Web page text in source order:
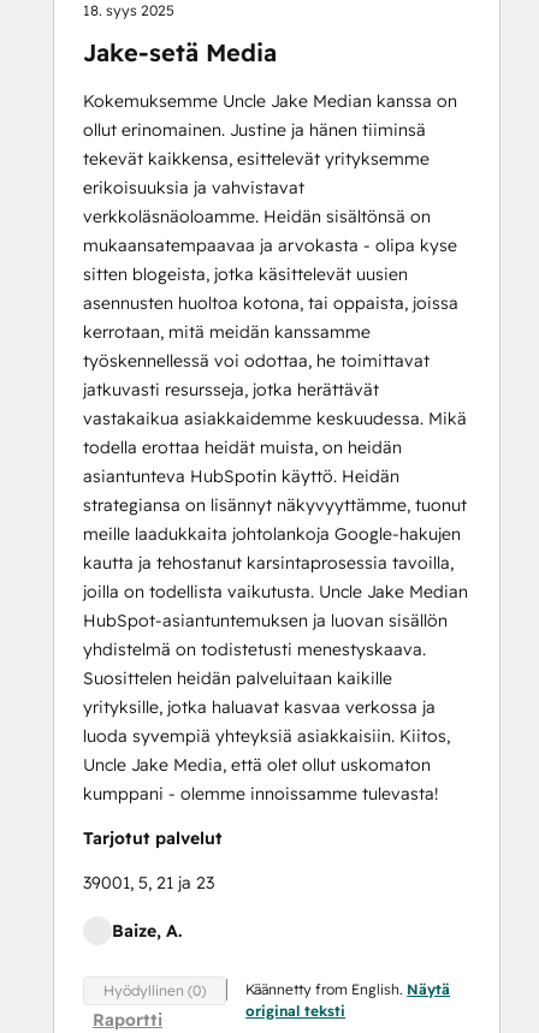
18. syys 2025
Jake-setä Media
Kokemuksemme Uncle Jake Median kanssa on
ollut erinomainen. Justine ja hänen tiiminsä
tekevät kaikkensa, esittelevät yrityksemme
erikoisuuksia ja vahvistavat
verkkoläsnäoloamme. Heidän sisältönsä on
mukaansatempaavaa ja arvokasta - olipa kyse
sitten blogeista, jotka käsittelevät uusien
asennusten huoltoa kotona, tai oppaista, joissa
kerrotaan, mitä meidän kanssamme
työskennellessä voi odottaa, he toimittavat
jatkuvasti resursseja, jotka herättävät
vastakaikua asiakkaidemme keskuudessa. Mikä
todella erottaa heidät muista, on heidän
asiantunteva HubSpotin käyttö. Heidän
strategiansa on lisännyt näkyvyyttämme, tuonut
meille laadukkaita johtolankoja Google-hakujen
kautta ja tehostanut karsintaprosessia tavoilla,
joilla on todellista vaikutusta. Uncle Jake Median
HubSpot-asiantuntemuksen ja luovan sisällön
yhdistelmä on todistetusti menestyskaava.
Suosittelen heidän palveluitaan kaikille
yrityksille, jotka haluavat kasvaa verkossa ja
luoda syvempiä yhteyksiä asiakkaisiin. Kiitos,
Uncle Jake Media, että olet ollut uskomaton
kumppani - olemme innoissamme tulevasta!
Tarjotut palvelut
39001, 5, 21 ja 23
Baize, A.
Hyödyllinen (0)
Raportti
Käännetty from English. Näytä
original teksti